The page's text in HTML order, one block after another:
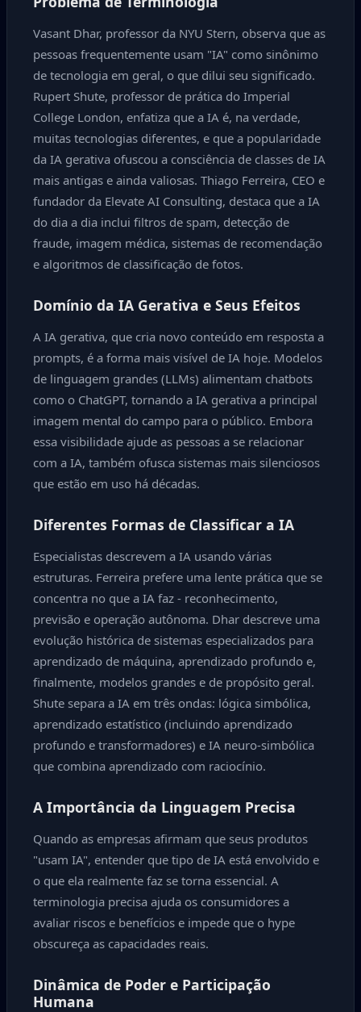
Vasant Dhar, professor da NYU Stern, observa que as
pessoas frequentemente usam "IA" como sinônimo
de tecnologia em geral, o que dilui seu significado.
Rupert Shute, professor de prática do Imperial
College London, enfatiza que a IA é, na verdade,
muitas tecnologias diferentes, e que a popularidade
da IA gerativa ofuscou a consciência de classes de IA
mais antigas e ainda valiosas. Thiago Ferreira, CEO e
fundador da Elevate AI Consulting, destaca que a IA
do dia a dia inclui filtros de spam, detecção de
fraude, imagem médica, sistemas de recomendação
e algoritmos de classificação de fotos.
Domínio da IA Gerativa e Seus Efeitos
A IA gerativa, que cria novo conteúdo em resposta a
prompts, é a forma mais visível de IA hoje. Modelos
de linguagem grandes (LLMs) alimentam chatbots
como o ChatGPT, tornando a IA gerativa a principal
imagem mental do campo para o público. Embora
essa visibilidade ajude as pessoas a se relacionar
com a IA, também ofusca sistemas mais silenciosos
que estão em uso há décadas.
Diferentes Formas de Classificar a IA
Especialistas descrevem a IA usando várias
estruturas. Ferreira prefere uma lente prática que se
concentra no que a IA faz - reconhecimento,
previsão e operação autônoma. Dhar descreve uma
evolução histórica de sistemas especializados para
aprendizado de máquina, aprendizado profundo e,
finalmente, modelos grandes e de propósito geral.
Shute separa a IA em três ondas: lógica simbólica,
aprendizado estatístico (incluindo aprendizado
profundo e transformadores) e IA neuro-simbólica
que combina aprendizado com raciocínio.
A Importância da Linguagem Precisa
Quando as empresas afirmam que seus produtos
"usam IA", entender que tipo de IA está envolvido e
o que ela realmente faz se torna essencial. A
terminologia precisa ajuda os consumidores a
avaliar riscos e benefícios e impede que o hype
obscureça as capacidades reais.
Dinâmica de Poder e Participação
Humana